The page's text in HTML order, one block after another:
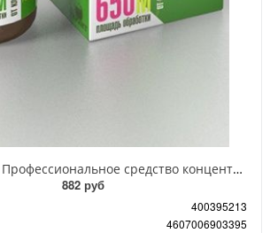
Циперметрин Профессиональное средство концентрат эмульсии 25% для уничтожения тараканов, мух,комаров, блох, клопов, муравьев, ос 50 мл
882 руб
400395213
4607006903395